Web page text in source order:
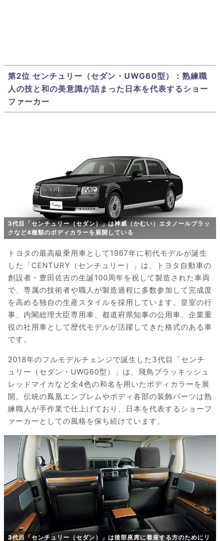
第2位 センチュリー（セダン・UWG60型）：熟練職
人の技と和の美意識が詰まった日本を代表するショー
ファーカー
3代目「センチュリー（セダン）」は神威（かむい）エタノールブラッ
クなど4種類のボディカラーを展開している
トヨタの最高級乗用車として1967年に初代モデルが誕生
した「CENTURY（センチュリー）」は、トヨタ自動車の
創設者・豊田佐吉の生誕100周年を祝して製造された車両
で、専属の技術者や職人が製造過程に多数参加して完成度
を高める独自の生産スタイルを採用しています。皇室の行
事、内閣総理大臣専用車、都道府県知事の公用車、企業重
役の社用車として歴代モデルが活躍してきた格式のある車
です。
2018年のフルモデルチェンジで誕生した3代目「センチ
ュリー（セダン・UWG60型）」は、飛鳥ブラッキッシュ
レッドマイカなど全4色の和名を用いたボディカラーを展
開。伝統の鳳凰エンブレムやボディ各部の装飾パーツは熟
練職人が手作業で仕上げており、日本を代表するショーフ
ァーカーとしての風格を保ち続けています。
3代目「センチュリー（セダン）」は後部座席に着座する方のためにリ